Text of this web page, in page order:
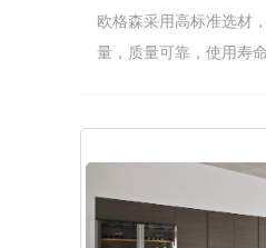
欧格森采用高标准选材
量，质量可靠，使用寿